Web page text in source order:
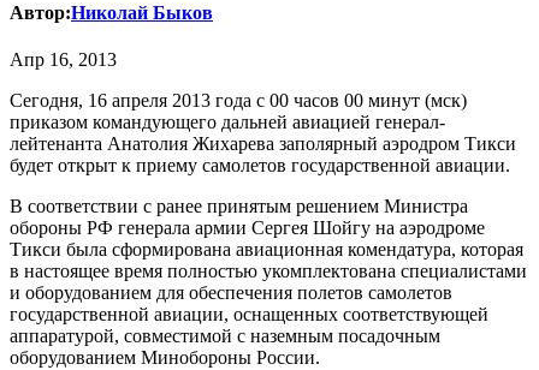
Автор:Николай Быков
Апр 16, 2013
Сегодня, 16 апреля 2013 года с 00 часов 00 минут (мск)
приказом командующего дальней авиацией генерал-
лейтенанта Анатолия Жихарева заполярный аэродром Тикси
будет открыт к приему самолетов государственной авиации.
В соответствии с ранее принятым решением Министра
обороны РФ генерала армии Сергея Шойгу на аэродроме
Тикси была сформирована авиационная комендатура, которая
в настоящее время полностью укомплектована специалистами
и оборудованием для обеспечения полетов самолетов
государственной авиации, оснащенных соответствующей
аппаратурой, совместимой с наземным посадочным
оборудованием Минобороны России.